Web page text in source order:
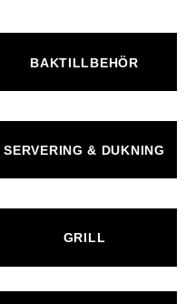
BAKTILLBEHÖR
SERVERING & DUKNING
GRILL